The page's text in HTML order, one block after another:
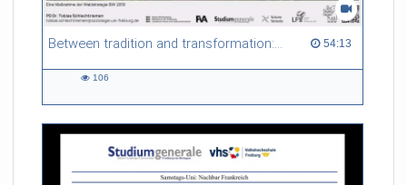
Between tradition and transformation: how owners, advisers and institutions co-create knowledge for resilient forests in Europe 54:13
54:13 duration
106